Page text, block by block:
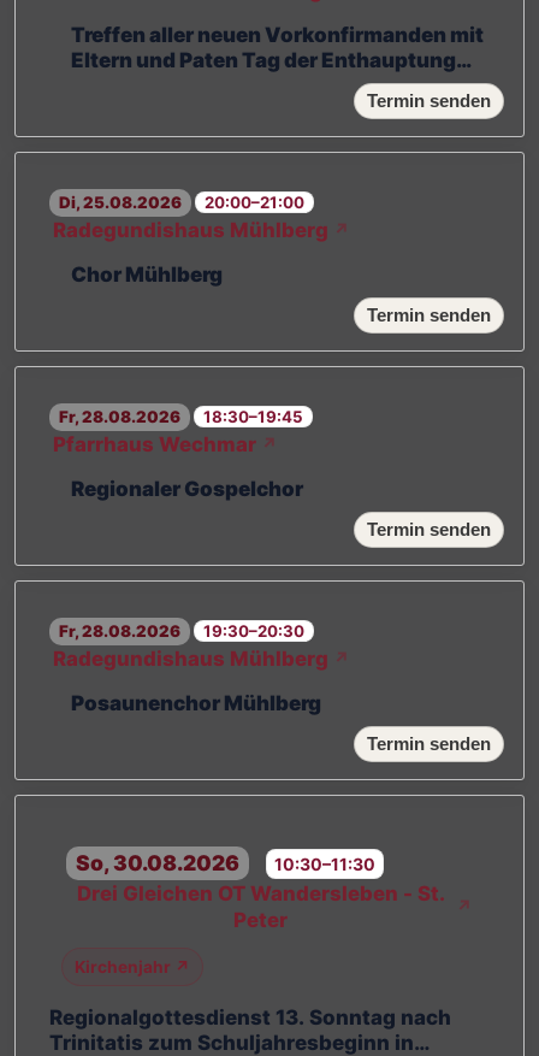
Treffen aller neuen Vorkonfirmanden mit
Eltern und Paten Tag der Enthauptung
Termin senden
Di, 25.08.2026 20:00–21:00
Radegundishaus Mühlberg ↗
Chor Mühlberg
Termin senden
Fr, 28.08.2026 18:30–19:45
Pfarrhaus Wechmar ↗
Regionaler Gospelchor
Termin senden
Fr, 28.08.2026 19:30–20:30
Radegundishaus Mühlberg ↗
Posaunenchor Mühlberg
Termin senden
So, 30.08.2026 10:30–11:30
Drei Gleichen OT Wandersleben - St.
Peter
↗
Kirchenjahr ↗
Regionalgottesdienst 13. Sonntag nach
Trinitatis zum Schuljahresbeginn in